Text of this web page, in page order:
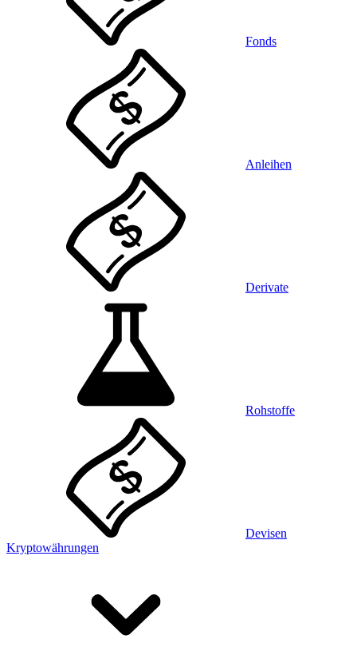
Fonds
Anleihen
Derivate
Rohstoffe
Devisen
Kryptowährungen